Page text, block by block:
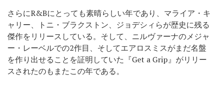
さらにR&Bにとっても素晴らしい年であり、マライア・キ
ャリー、トニ・ブラクストン、ジョデシィらが歴史に残る
傑作をリリースしている。そして、ニルヴァーナのメジャ
ー・レーベルでの2作目、そしてエアロスミスがまだ名盤
を作り出せることを証明していた『Get a Grip』がリリー
スされたのもまたこの年である。